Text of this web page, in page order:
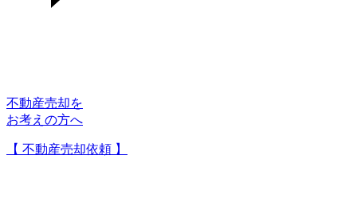
不動産売却を
お考えの方へ
【 不動産売却依頼 】